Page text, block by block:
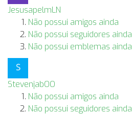
JesusapelmLN
Não possui amigos ainda
Não possui seguidores ainda
Não possui emblemas ainda
StevenjabOO
Não possui amigos ainda
Não possui seguidores ainda